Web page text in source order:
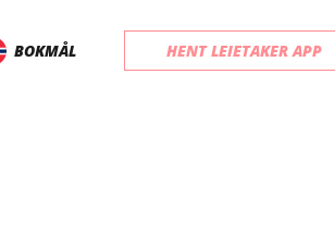
BOKMÅL HENT LEIETAKER APP